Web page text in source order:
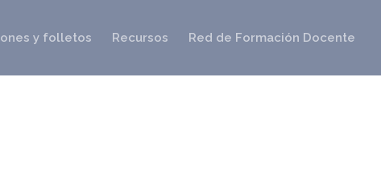
y folletos Recursos Red de Formación Docente